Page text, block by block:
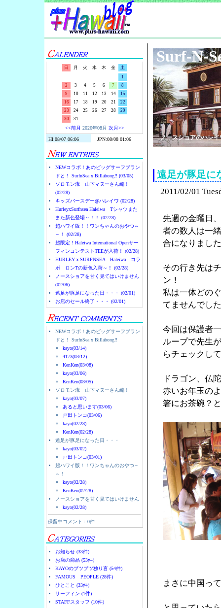
日 月 火 水 木 金
土
1
2
3 4 5 6 7
8
9
10 11 12 13 14
15
16
17 18 19 20 21
22
23
24 25 26 27 28
29
30
31
<<前月 2026年08月 次月>>
NEWコラボ！あのビッグサーフブラン
ドと！ SurfnSea x Billabong!! (03/05)
ソロモン流 山下マヌーさん編！
(02/28)
キッズバースデー@ハレイワ (02/28)
HurleyxSurfnsea Haleiwa Tシャツまた
また新色登場～！！ (02/28)
超ハワイ版！！ワンちゃんのおやつ～
～！ (02/28)
超限定！Haleiwa International Openサー
フィンコンテストTEEが入荷！ (02/28)
HURLEYｘSURFNSEA Haleiwa コラ
ボ ロンTの新色入荷～！ (02/28)
ノースショアを甘く見てはいけません
(02/06)
遠足が豚足になった日・・・ (02/01)
お店のセール終了・・・ (02/01)
NEWコラボ！あのビッグサーフブラン
ドと！ SurfnSea x Billabong!!
kayo(03/14)
4173(03/12)
KenKen(03/08)
kayo(03/06)
KenKen(03/05)
ソロモン流 山下マヌーさん編！
kayo(03/07)
あると思います(03/06)
戸田トンコ(03/06)
kayo(02/28)
KenKen(02/28)
遠足が豚足になった日・・・
kayo(03/02)
戸田トンコ(03/01)
超ハワイ版！！ワンちゃんのおやつ～
～！
kayo(02/28)
KenKen(02/28)
ノースショアを甘く見てはいけません
kayo(02/28)
保留中コメント：0件
お知らせ (33件)
お店の商品 (53件)
KAYOのブツブツ独り言 (54件)
FAMOUS PEOPLE (28件)
ひとこと (33件)
サーフィン (1件)
STAFFスタッフ (10件)
Surf-N-
ノースショアのハレ
遠足が豚足に
2011/02/01
先週の金曜日
者の数人は一
合になりまし
その行き先は
ン！
私は一体どの
てませんでし
今回は保護者
ループで先生
らチェックし
ドラゴン、仏
赤いお年玉の
箸にお茶碗？
まさに中国っ